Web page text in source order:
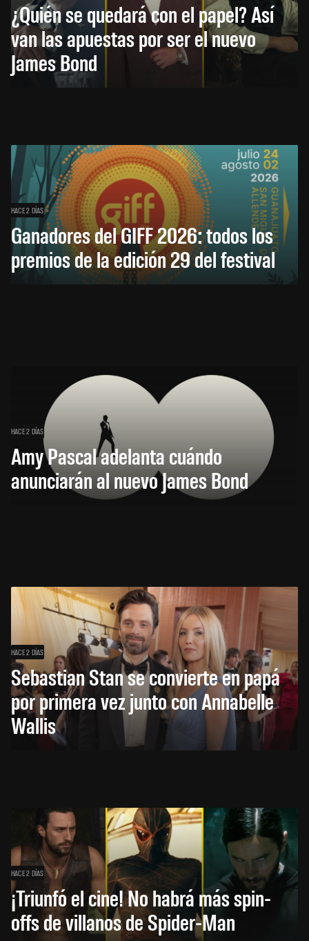
¿Quién se quedará con el papel? Así
van las apuestas por ser el nuevo
James Bond
HACE 2 DÍAS
Ganadores del GIFF 2026: todos los
premios de la edición 29 del festival
HACE 2 DÍAS
Amy Pascal adelanta cuándo
anunciarán al nuevo James Bond
HACE 2 DÍAS
Sebastian Stan se convierte en papá
por primera vez junto con Annabelle
Wallis
HACE 2 DÍAS
¡Triunfó el cine! No habrá más spin-
offs de villanos de Spider-Man